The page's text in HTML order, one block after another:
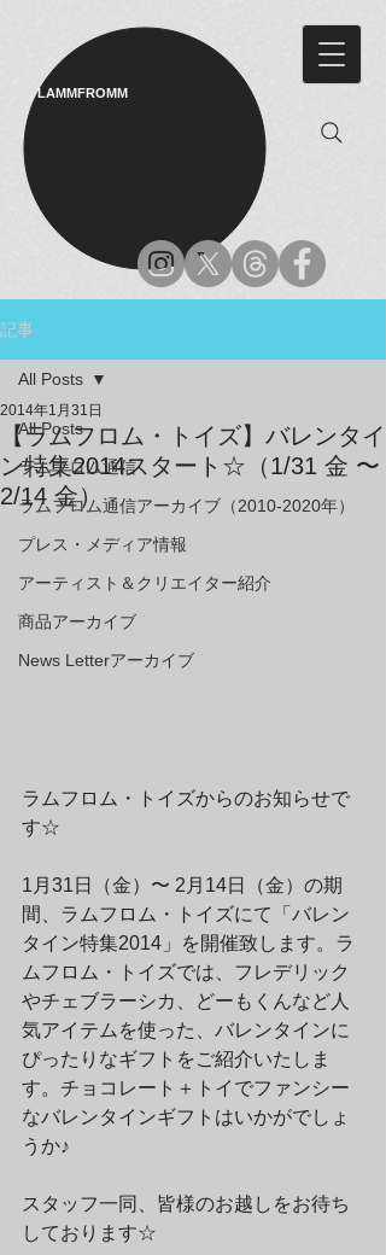
LAMMFROMM​
記事
All Posts
ラムフロム通信
ラムフロム通信アーカイブ（2010-2020年）
プレス・メディア情報
アーティスト＆クリエイター紹介
商品アーカイブ
News Letterアーカイブ
All Posts
【ラムフロム・トイズ】バレンタイ
ン特集2014スタート☆（1/31 金 〜
2/14 金）
2014年1月31日
ラムフロム・トイズからのお知らせで
す☆
1月31日（金）〜 2月14日（金）の期
間、ラムフロム・トイズにて「バレン
タイン特集2014」を開催致します。ラ
ムフロム・トイズでは、フレデリック
やチェブラーシカ、どーもくんなど人
気アイテムを使った、バレンタインに
ぴったりなギフトをご紹介いたしま
す。チョコレート＋トイでファンシー
なバレンタインギフトはいかがでしょ
うか♪
スタッフ一同、皆様のお越しをお待ち
しております☆